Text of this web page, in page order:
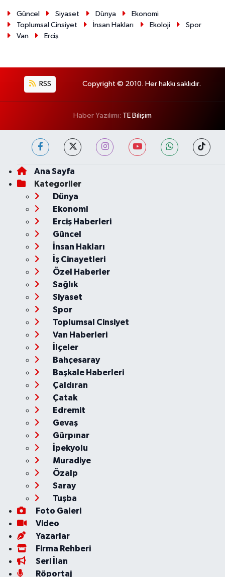
Güncel Siyaset Dünya
Ekonomi
Toplumsal Cinsiyet
İnsan Hakları Ekoloji
Spor
Van
Erciş
RSS Copyright © 2010. Her hakkı saklıdır.
Haber Yazılımı: TE Bilişim
Ana Sayfa
Kategoriler
Dünya
Ekonomi
Erciş Haberleri
Güncel
İnsan Hakları
İş Cinayetleri
Özel Haberler
Sağlık
Siyaset
Spor
Toplumsal Cinsiyet
Van Haberleri
İlçeler
Bahçesaray
Başkale Haberleri
Çaldıran
Çatak
Edremit
Gevaş
Gürpınar
İpekyolu
Muradiye
Özalp
Saray
Tuşba
Foto Galeri
Video
Yazarlar
Firma Rehberi
Seri İlan
Röportaj